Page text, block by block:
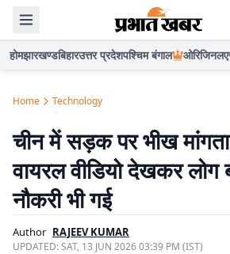
होमझारखण्डबिहारउत्तर प्रदेशपश्चिम बंगाल ओरिजिनल
Home Technology
चीन में सड़क पर भीख मांगता
वायरल वीडियो देखकर
नौकरी भी गई
Author RAJEEV KUMAR
UPDATED:SAT, 13 JUN 2026 03:39 PM (IST)